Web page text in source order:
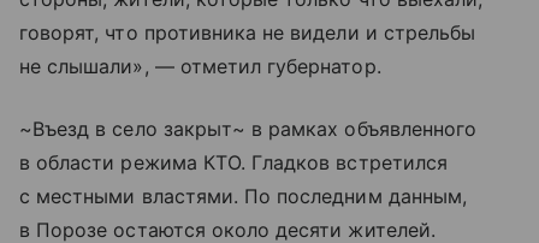
говорят, что противника не видели и стрельбы
не слышали», — отметил губернатор.
~Въезд в село закрыт~ в рамках объявленного
в области режима КТО. Гладков встретился
с местными властями. По последним данным,
в Порозе остаются около десяти жителей.